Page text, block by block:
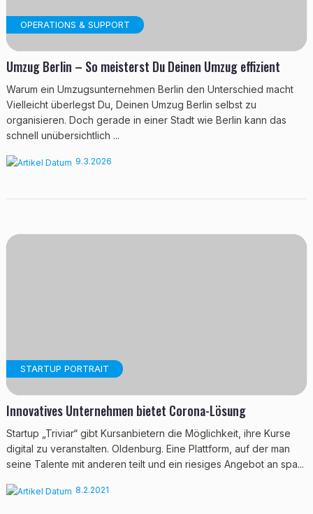
OPERATIONS & SUPPORT
Umzug Berlin – So meisterst Du Deinen Umzug effizient
Warum ein Umzugsunternehmen Berlin den Unterschied macht
Vielleicht überlegst Du, Deinen Umzug Berlin selbst zu
organisieren. Doch gerade in einer Stadt wie Berlin kann das
schnell unübersichtlich ...
9.3.2026
STARTUP PORTRAIT
Innovatives Unternehmen bietet Corona-Lösung
Startup „Triviar“ gibt Kursanbietern die Möglichkeit, ihre Kurse
digital zu veranstalten. Oldenburg. Eine Plattform, auf der man
seine Talente mit anderen teilt und ein riesiges Angebot an spa...
8.2.2021